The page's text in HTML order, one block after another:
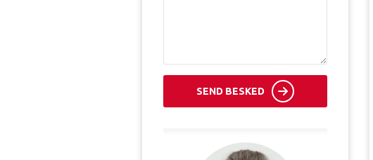
SEND BESKED